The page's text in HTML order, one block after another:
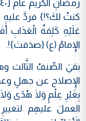
كنتُ لكَ؟!} فردَّ عليهِ
عَلَيْهِ كَلِمَةُ الْعَذَابِ
الإِمامُ (ع) {صدَقتَ}!.
بقيَ الصِّنفُ الثَّالث
الإِصلاح عن جهلٍ
بِغَيْرِ عِلْمٍ وَلَا هُدًى
العملَ عليهِم